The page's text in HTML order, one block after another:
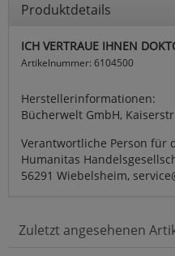
Produktdetails
ICH VERTRAUE IHNEN
Artikelnummer: 6104500
Herstellerinformationen:
Bücherwelt GmbH,
Verantwortliche Person für
Humanitas
56291 Wiebelsheim,
Zuletzt angesehenen